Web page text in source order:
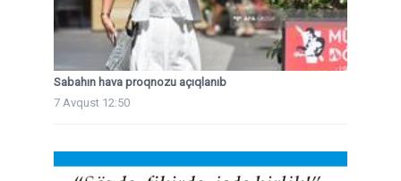
Sabahın hava proqnozu açıqlanıb
7 Avqust 12:50